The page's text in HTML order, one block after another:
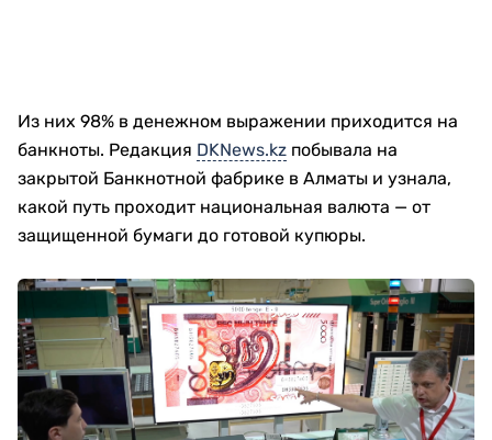
Из них 98% в денежном выражении приходится на
банкноты. Редакция DKNews.kz побывала на
закрытой Банкнотной фабрике в Алматы и узнала,
какой путь проходит национальная валюта — от
защищенной бумаги до готовой купюры.